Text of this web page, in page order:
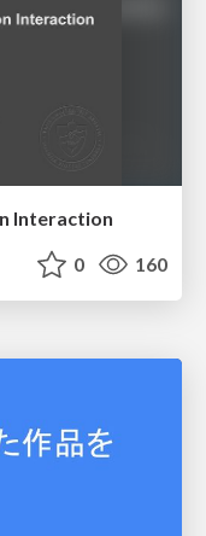
Interaction
0 160